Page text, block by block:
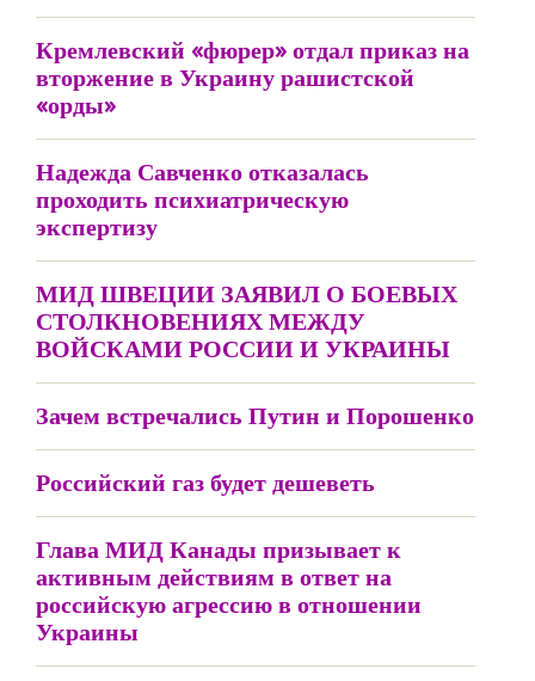
Кремлевский «фюрер» отдал приказ на
вторжение в Украину рашистской
«орды»
Надежда Савченко отказалась
проходить психиатрическую
экспертизу
МИД ШВЕЦИИ ЗАЯВИЛ О БОЕВЫХ
СТОЛКНОВЕНИЯХ МЕЖДУ
ВОЙСКАМИ РОССИИ И УКРАИНЫ
Зачем встречались Путин и Порошенко
Российский газ будет дешеветь
Глава МИД Канады призывает к
активным действиям в ответ на
российскую агрессию в отношении
Украины